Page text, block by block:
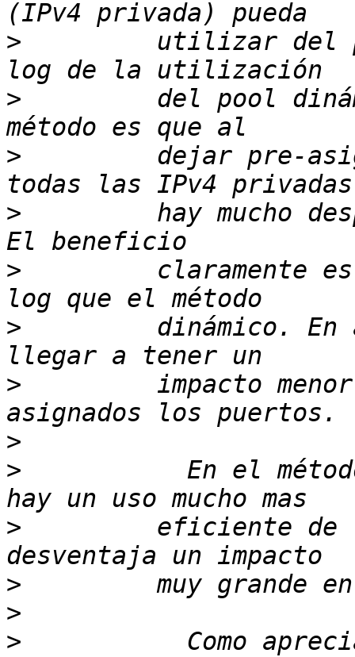
>
utilizar del
>
del pool
>
dejar pre-
>
hay mucho
>
claramente
>
dinámico. En
>
impacto
>
>
En el
>
eficiente de
>
>
>
Como